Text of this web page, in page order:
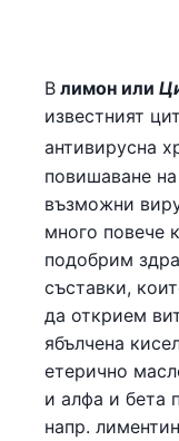
В лимон или
известният
антивирусна
повишаване
възможни
много повече
подобрим
съставки,
да открием
ябълчена
етерично
и алфа и бета
напр.